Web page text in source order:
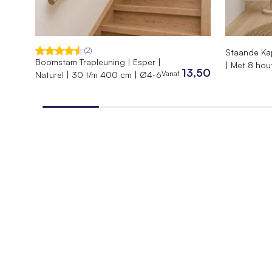
Hoogte roomdivider 180 cm
EAN
Afmetingen
(2)
Boomstam Trapleuning | Esper |
Naturel | 30 t/m 400 cm | Ø4-6Vanaf 13,50
Staande
| Met 8